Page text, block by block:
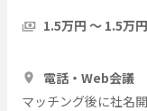
グしたい
1.5万円 〜 1.5万円
電話・Web会議
マッチング後に社名